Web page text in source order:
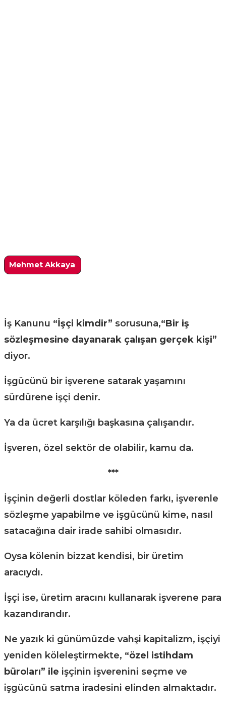
Mehmet Akkaya
İş Kanunu “İşçi kimdir” sorusuna,“Bir iş
sözleşmesine dayanarak çalışan gerçek kişi”
diyor.
İşgücünü bir işverene satarak yaşamını
sürdürene işçi denir.
Ya da ücret karşılığı başkasına çalışandır.
İşveren, özel sektör de olabilir, kamu da.
***
İşçinin değerli dostlar köleden farkı, işverenle
sözleşme yapabilme ve işgücünü kime, nasıl
satacağına dair irade sahibi olmasıdır.
Oysa kölenin bizzat kendisi, bir üretim
aracıydı.
İşçi ise, üretim aracını kullanarak işverene para
kazandırandır.
Ne yazık ki günümüzde vahşi kapitalizm, işçiyi
yeniden köleleştirmekte, “özel istihdam
büroları” ile işçinin işverenini seçme ve
işgücünü satma iradesini elinden almaktadır.